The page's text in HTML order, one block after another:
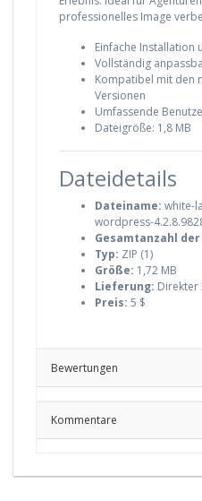
professionelles Image
Einfache Installation
Vollständig
Kompatibel mit den
Versionen
Umfassende
Dateigröße: 1,8 MB
Dateidetails
Dateiname: white-
wordpress-
Gesamtanzahl
Typ: ZIP (1)
Größe: 1,72 MB
Lieferung: Direkter
Preis: 5 $
Bewertungen
Kommentare